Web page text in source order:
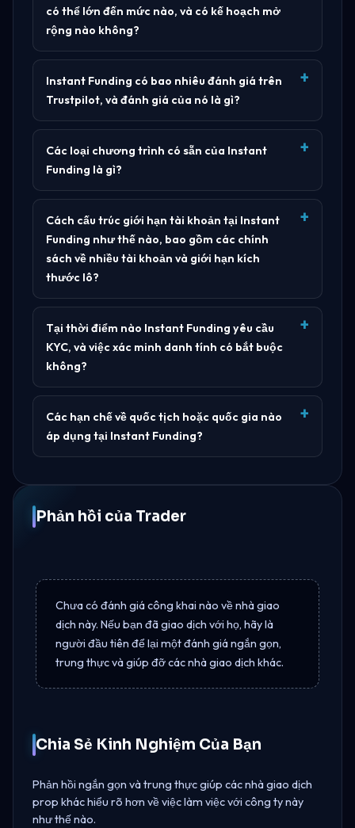
có thể lớn đến mức nào, và có kế hoạch mở
rộng nào không?
Instant Funding có bao nhiêu đánh giá trên
Trustpilot, và đánh giá của nó là gì?
Các loại chương trình có sẵn của Instant
Funding là gì?
Cách cấu trúc giới hạn tài khoản tại Instant
Funding như thế nào, bao gồm các chính
sách về nhiều tài khoản và giới hạn kích
thước lô?
Tại thời điểm nào Instant Funding yêu cầu
KYC, và việc xác minh danh tính có bắt buộc
không?
Các hạn chế về quốc tịch hoặc quốc gia nào
áp dụng tại Instant Funding?
Phản hồi của Trader
Chưa có đánh giá công khai nào về nhà giao
dịch này. Nếu bạn đã giao dịch với họ, hãy là
người đầu tiên để lại một đánh giá ngắn gọn,
trung thực và giúp đỡ các nhà giao dịch khác.
Chia Sẻ Kinh Nghiệm Của Bạn
Phản hồi ngắn gọn và trung thực giúp các nhà giao dịch
prop khác hiểu rõ hơn về việc làm việc với công ty này
như thế nào.